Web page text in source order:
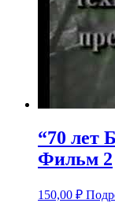
“70 лет
Фильм 2
150,00 ₽